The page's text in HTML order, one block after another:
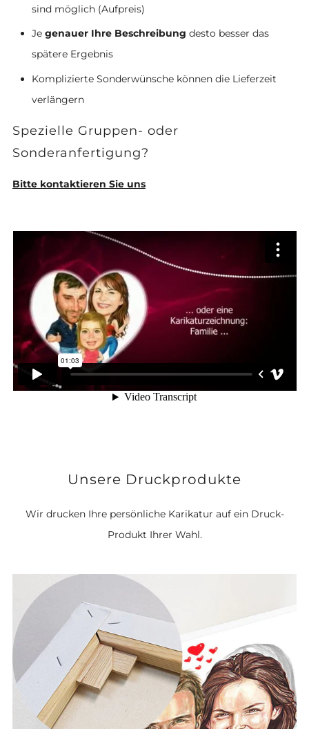
sind möglich (Aufpreis)
Je genauer Ihre Beschreibung desto besser das
spätere Ergebnis
Komplizierte Sonderwünsche können die Lieferzeit
verlängern
Spezielle Gruppen- oder
Sonderanfertigung?
Bitte kontaktieren Sie uns
Unsere Druckprodukte
Wir drucken Ihre persönliche Karikatur auf ein Druck-
Produkt Ihrer Wahl.